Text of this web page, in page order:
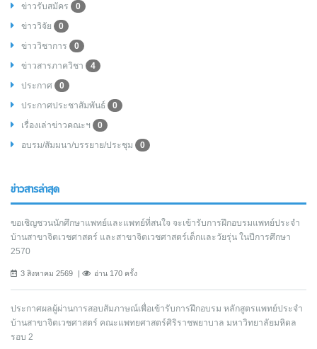
ข่าวรับสมัคร
0
ข่าววิจัย
0
ข่าววิชาการ
0
ข่าวสารภาควิชา
4
ประกาศ
0
ประกาศประชาสัมพันธ์
0
เรื่องเล่าข่าวคณะฯ
0
อบรม/สัมมนา/บรรยาย/ประชุม
0
ข่าวสารล่าสุด
ขอเชิญชวนนักศึกษาแพทย์และแพทย์ที่สนใจ จะเข้ารับการฝึกอบรมแพทย์ประจำ
บ้านสาขาจิตเวชศาสตร์ และสาขาจิตเวชศาสตร์เด็กและวัยรุ่น ในปีการศึกษา
2570
3 สิงหาคม 2569 อ่าน 170 ครั้ง
ประกาศผลผู้ผ่านการสอบสัมภาษณ์เพื่อเข้ารับการฝึกอบรม หลักสูตรแพทย์ประจำ
บ้านสาขาจิตเวชศาสตร์ คณะแพทยศาสตร์ศิริราชพยาบาล มหาวิทยาลัยมหิดล
รอบ 2